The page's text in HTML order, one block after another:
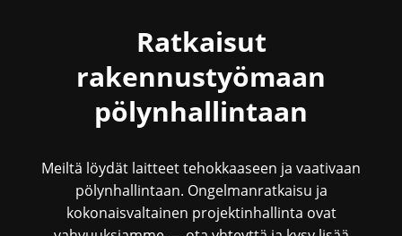
Ratkaisut
rakennustyömaan
pölynhallintaan
Meiltä löydät laitteet tehokkaaseen ja vaativaan
pölynhallintaan. Ongelmanratkaisu ja
kokonaisvaltainen projektinhallinta ovat